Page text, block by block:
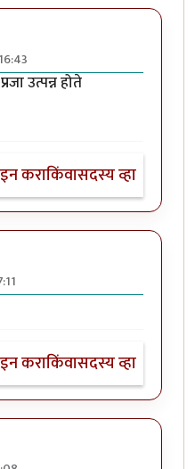
उत्पन्न होते
कराकिंवासदस्य व्हा
कराकिंवासदस्य व्हा